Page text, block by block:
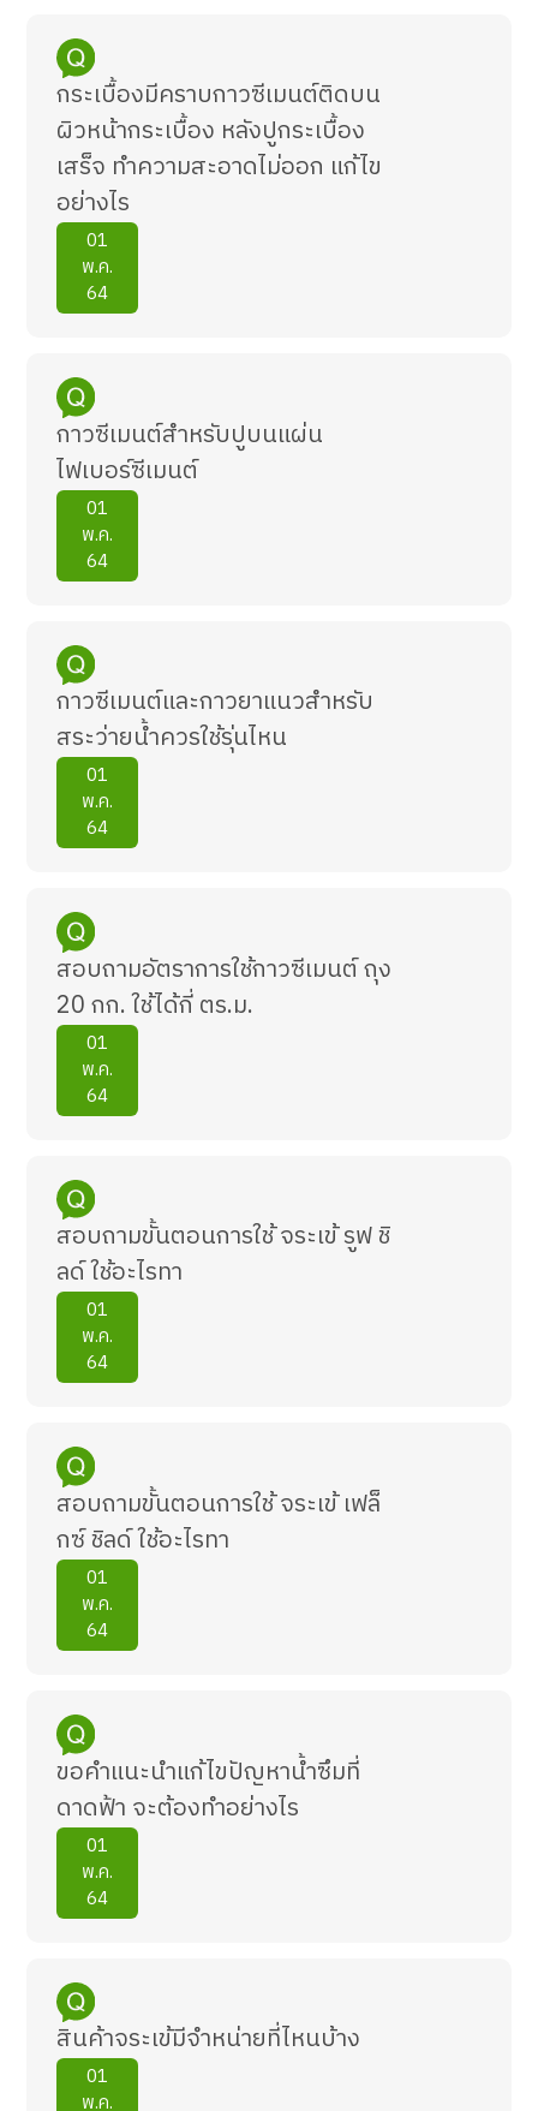
กระเบื้องมีคราบกาวซีเมนต์ติดบน
ผิวหน้ากระเบื้อง หลังปูกระเบื้อง
เสร็จ ทำความสะอาดไม่ออก แก้ไข
อย่างไร
01
พ.ค.
64
กาวซีเมนต์สำหรับปูบนแผ่น
ไฟเบอร์ซีเมนต์
01
พ.ค.
64
กาวซีเมนต์และกาวยาแนวสำหรับ
สระว่ายน้ำควรใช้รุ่นไหน
01
พ.ค.
64
สอบถามอัตราการใช้กาวซีเมนต์ ถุง
20 กก. ใช้ได้กี่ ตร.ม.
01
พ.ค.
64
สอบถามขั้นตอนการใช้ จระเข้ รูฟ ชิ
ลด์ ใช้อะไรทา
01
พ.ค.
64
สอบถามขั้นตอนการใช้ จระเข้ เฟล็
กซ์ ชิลด์ ใช้อะไรทา
01
พ.ค.
64
ขอคำแนะนำแก้ไขปัญหาน้ำซึมที่
ดาดฟ้า จะต้องทำอย่างไร
01
พ.ค.
64
สินค้าจระเข้มีจำหน่ายที่ไหนบ้าง
01
พ.ค.